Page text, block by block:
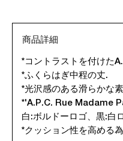
商品詳細
*コントラストを付けた
*ふくらはぎ中程の丈.
*光沢感のある滑らかな
*'A.P.C. Rue Madame
白:ボルドーロゴ、黒:白
*クッション性を高める